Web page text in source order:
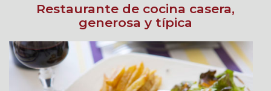
Restaurante de cocina casera,
generosa y típica